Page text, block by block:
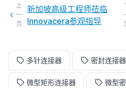
上
一
页
新加坡高级工程师莅临
Innovacera参观指导
多针连接器 密封连接器
微型矩形连接器 微型